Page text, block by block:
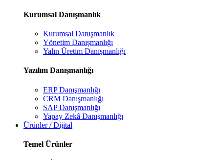
Kurumsal Danışmanlık
Kurumsal Danışmanlık
Yönetim Danışmanlığı
Yalın Üretim Danışmanlığı
Yazılım Danışmanlığı
ERP Danışmanlığı
CRM Danışmanlığı
SAP Danışmanlığı
Yapay Zekâ Danışmanlığı
Ürünler / Dijital
Temel Ürünler